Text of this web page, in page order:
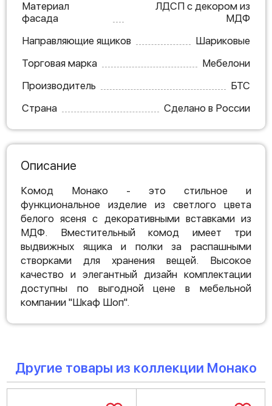
Материал
фасада
ЛДСП с декором из
МДФ
Направляющие ящиков
Шариковые
Торговая марка
Мебелони
Производитель
БТС
Страна
Сделано в России
Описание
Комод Монако - это стильное и
функциональное изделие из светлого цвета
белого ясеня с декоративными вставками из
МДФ. Вместительный комод имеет три
выдвижных ящика и полки за распашными
створками для хранения вещей. Высокое
качество и элегантный дизайн комплектации
доступны по выгодной цене в мебельной
компании "Шкаф Шоп".
Другие товары из коллекции Монако